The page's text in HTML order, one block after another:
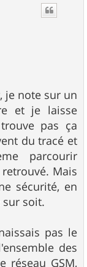
je note sur un
et je laisse
pas ça
du tracé et
parcourir
Mais
sécurité, en
soit.
pas le
des
réseau GSM,